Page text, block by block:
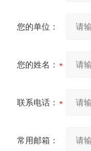
您的单位：
您的姓名：
联系电话：
常用邮箱：